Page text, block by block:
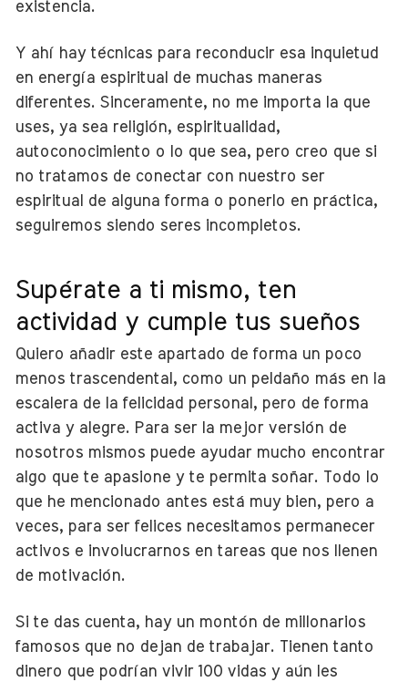
existencia.
Y ahí hay técnicas para reconducir esa inquietud
en energía espiritual de muchas maneras
diferentes. Sinceramente, no me importa la que
uses, ya sea religión, espiritualidad,
autoconocimiento o lo que sea, pero creo que si
no tratamos de conectar con nuestro ser
espiritual de alguna forma o ponerlo en práctica,
seguiremos siendo seres incompletos.
Supérate a ti mismo, ten
actividad y cumple tus sueños
Quiero añadir este apartado de forma un poco
menos trascendental, como un peldaño más en la
escalera de la felicidad personal, pero de forma
activa y alegre. Para ser la mejor versión de
nosotros mismos puede ayudar mucho encontrar
algo que te apasione y te permita soñar. Todo lo
que he mencionado antes está muy bien, pero a
veces, para ser felices necesitamos permanecer
activos e involucrarnos en tareas que nos llenen
de motivación.
Si te das cuenta, hay un montón de millonarios
famosos que no dejan de trabajar. Tienen tanto
dinero que podrían vivir 100 vidas y aún les